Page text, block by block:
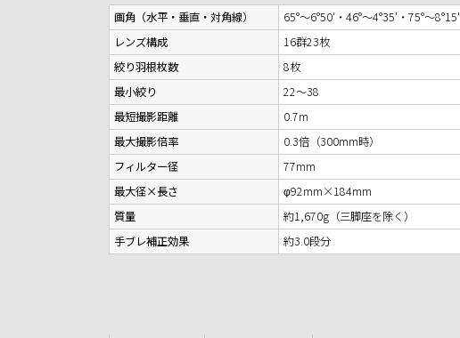
画角（水平・垂直・対角線）
65°〜6°50'・46°〜4°35'・75°〜8°15'
レンズ構成
16群23枚
絞り羽根枚数
8枚
最小絞り
22〜38
最短撮影距離
0.7m
最大撮影倍率
0.3倍（300mm時）
フィルター径
77mm
最大径×長さ
φ92mm×184mm
質量
約1,670g（三脚座を除く）
手ブレ補正効果
約3.0段分